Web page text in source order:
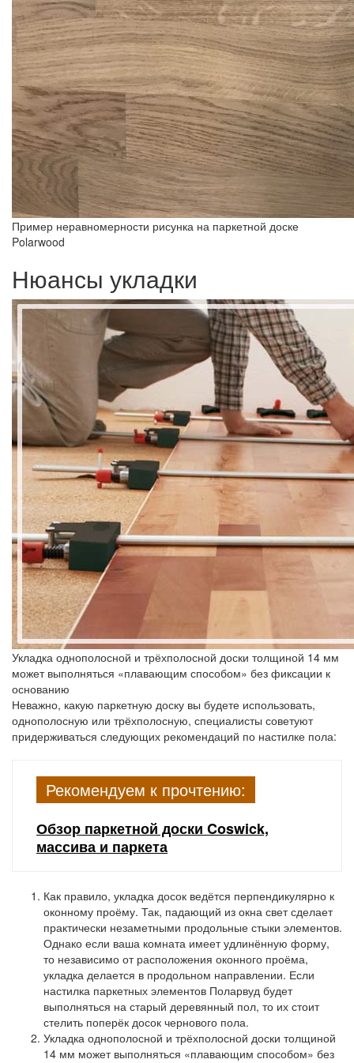
Пример неравномерности рисунка на паркетной доске
Polarwood
Нюансы укладки
Укладка однополосной и трёхполосной доски толщиной 14 мм
может выполняться «плавающим способом» без фиксации к
основанию
Неважно, какую паркетную доску вы будете использовать,
однополосную или трёхполосную, специалисты советуют
придерживаться следующих рекомендаций по настилке пола:
Рекомендуем к прочтению:
Обзор паркетной доски Coswick,
массива и паркета
Как правило, укладка досок ведётся перпендикулярно к
оконному проёму. Так, падающий из окна свет сделает
практически незаметными продольные стыки элементов.
Однако если ваша комната имеет удлинённую форму,
то независимо от расположения оконного проёма,
укладка делается в продольном направлении. Если
настилка паркетных элементов Поларвуд будет
выполняться на старый деревянный пол, то их стоит
стелить поперёк досок чернового пола.
Укладка однополосной и трёхполосной доски толщиной
14 мм может выполняться «плавающим способом» без